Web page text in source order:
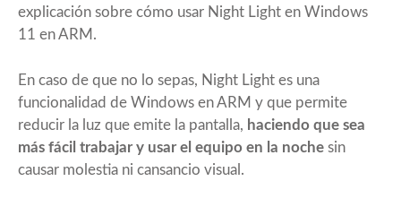
explicación sobre cómo usar Night Light en Windows
11 en ARM.
En caso de que no lo sepas, Night Light es una
funcionalidad de Windows en ARM y que permite
reducir la luz que emite la pantalla, haciendo que sea
más fácil trabajar y usar el equipo en la noche sin
causar molestia ni cansancio visual.